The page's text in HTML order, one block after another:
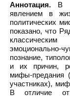
Аннотация. В
явлением в
политических
показано, что
познание,
и их причин,
мифы-предания
участниках),
В отличие от